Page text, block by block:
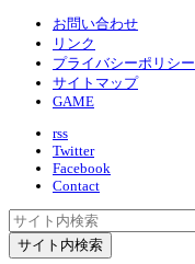
お問い合わせ
リンク
プライバシーポリシー
サイトマップ
GAME
rss
Twitter
Facebook
Contact